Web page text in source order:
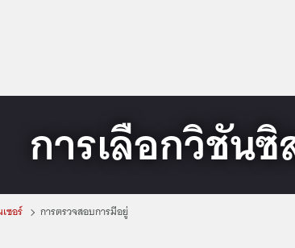
การเลือกวิชัน
ซอร์ การตรวจสอบการมีอยู่